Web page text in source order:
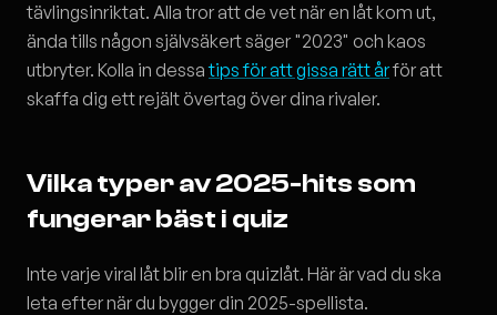
tävlingsinriktat. Alla tror att de vet när en låt kom ut,
ända tills någon självsäkert säger "2023" och kaos
utbryter. Kolla in dessatips för att gissa rätt årför att
skaffa dig ett rejält övertag över dina rivaler.
Vilka typer av 2025-hits som
fungerar bäst i quiz
Inte varje viral låt blir en bra quizlåt. Här är vad du ska
leta efter när du bygger din 2025-spellista.